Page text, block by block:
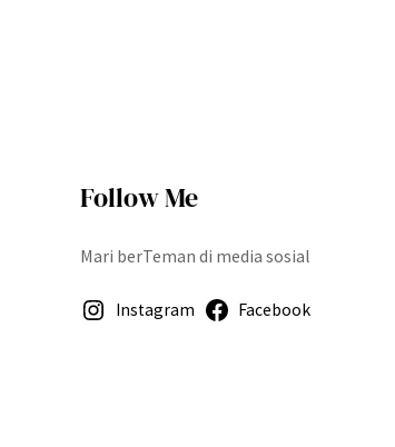
Follow Me
Mari berTeman di media sosial
Instagram Facebook